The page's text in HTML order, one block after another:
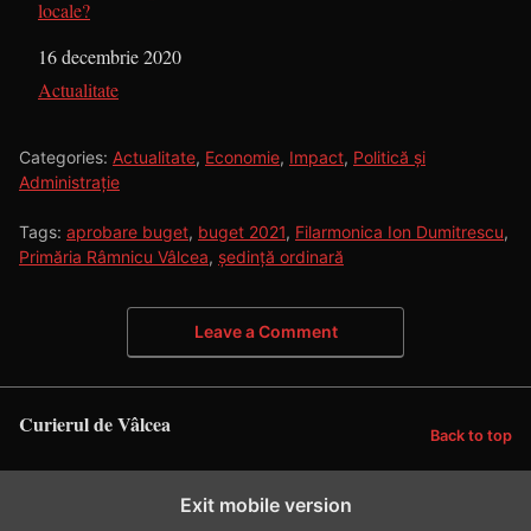
locale?
Dată
16 decembrie 2020
În legătură cu
Actualitate
Categories: Actualitate, Economie, Impact, Politică și
Administrație
Tags: aprobare buget, buget 2021, Filarmonica Ion Dumitrescu,
Primăria Râmnicu Vâlcea, ședință ordinară
Leave a Comment
Curierul de Vâlcea Back to top
Exit mobile version